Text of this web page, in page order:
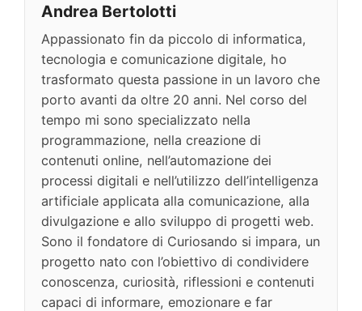
Andrea Bertolotti
Appassionato fin da piccolo di informatica,
tecnologia e comunicazione digitale, ho
trasformato questa passione in un lavoro che
porto avanti da oltre 20 anni. Nel corso del
tempo mi sono specializzato nella
programmazione, nella creazione di
contenuti online, nell’automazione dei
processi digitali e nell’utilizzo dell’intelligenza
artificiale applicata alla comunicazione, alla
divulgazione e allo sviluppo di progetti web.
Sono il fondatore di Curiosando si impara, un
progetto nato con l’obiettivo di condividere
conoscenza, curiosità, riflessioni e contenuti
capaci di informare, emozionare e far